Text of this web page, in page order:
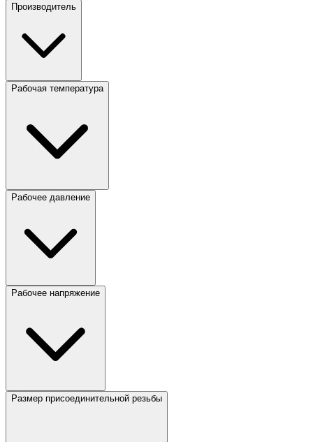
Производитель
Рабочая температура
Рабочее давление
Рабочее напряжение
Размер присоединительной резьбы